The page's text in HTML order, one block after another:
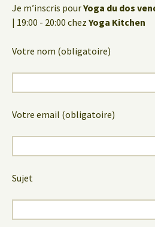
Je m’inscris pourYoga du dos
| 19:00 - 20:00 chez Yoga Kitchen
Votre nom (obligatoire)
Votre email (obligatoire)
Sujet